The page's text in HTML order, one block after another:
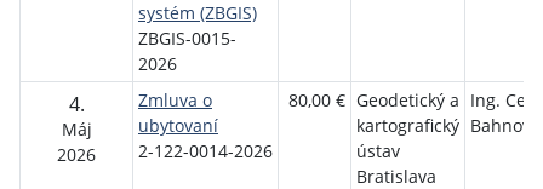
systém (ZBGIS)
ZBGIS-0015-
2026
4.
Máj
2026
Zmluva o
ubytovaní
2-122-0014-2026
80,00 € Geodetický a
kartografický
ústav
Bratislava
Ing.
Bahnová